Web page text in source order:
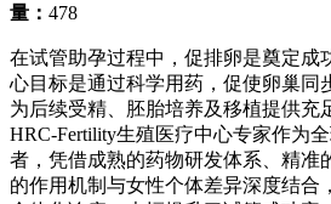
量： 478
在试管助孕过程中，促排卵是奠定成
心目标是通过科学用药，促使卵巢同
为后续受精、胚胎培养及移植提供充
HRC-Fertility生殖医疗中心专家作为
者，凭借成熟的药物研发体系、精准
的作用机制与女性个体差异深度结合